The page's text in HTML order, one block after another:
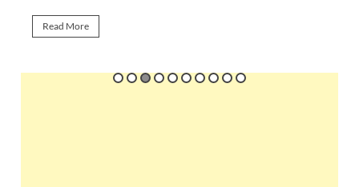
Read More